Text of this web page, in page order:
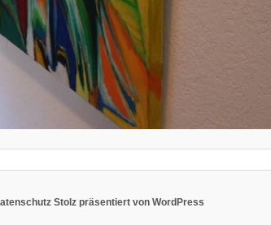
Stolz präsentiert von WordPress